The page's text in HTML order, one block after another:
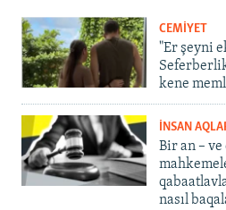
CEMİYET
"Er şeyni
kene
İNSAN
Bir an – ve
nasıl